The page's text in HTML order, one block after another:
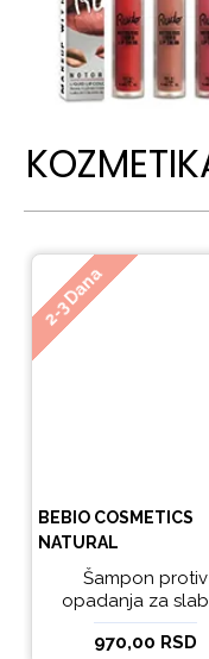
2-3 Dana
BEBIO COSMETICS
NATURAL
Šampon protiv
opadanja za
tanku kosu beBio
natural 300ml
970,00 RSD